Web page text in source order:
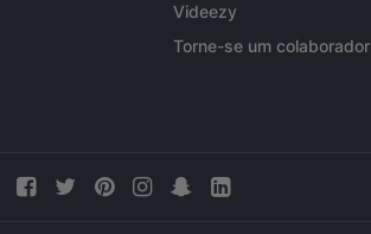
Videezy
Torne-se um colaborador